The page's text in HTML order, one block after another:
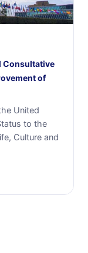
Consultative
of
United
to the
Culture and